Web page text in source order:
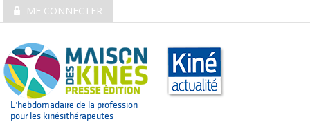
ME CONNECTER
L’hebdomadaire de la profession
pour les kinésithérapeutes